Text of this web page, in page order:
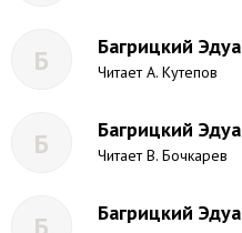
Б Багрицкий
Читает А. Кутепов
Б Багрицкий
Читает В. Бочкарев
Багрицкий